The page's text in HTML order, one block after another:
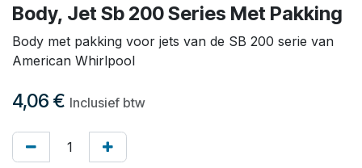
Body, Jet Sb 200 Series Met Pakking
Body met pakking voor jets van de SB 200 serie van
American Whirlpool
4,06 € Inclusief btw